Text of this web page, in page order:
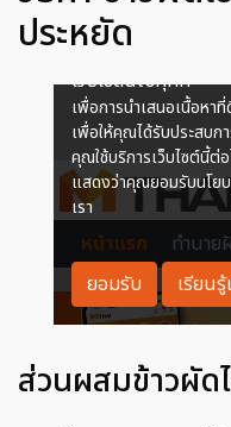
ประหยัด
ส่วนผสมข้าวผัด